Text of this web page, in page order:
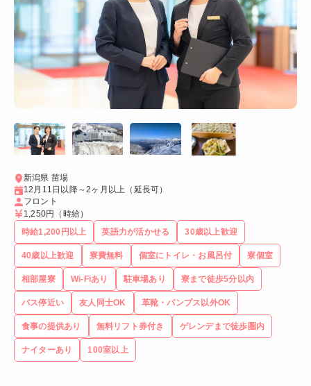
新潟県 苗場
12月11日以降～2ヶ月以上（延長可）
フロント
1,250円 （時給）
時給1,200円以上
英語力が活かせる 30歳以上歓迎
40歳以上歓迎 寮費無料 個室にトイレ・お風呂付 寮個室
相部屋寮 Wi-Fiあり 駐車場あり 寮まで徒歩5分以内
バス停近い 友人同士OK 革靴・パンプス以外OK
食事の提供あり 無料リフト券付き ゲレンデまで徒歩圏内
ナイターあり 100室以上